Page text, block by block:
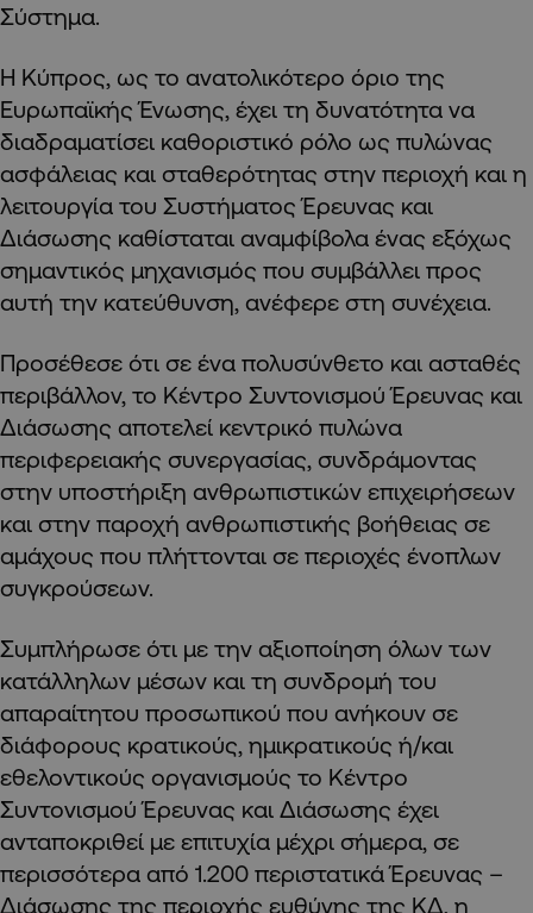
Σύστημα.
Η Κύπρος, ως το ανατολικότερο όριο της
Ευρωπαϊκής Ένωσης, έχει τη δυνατότητα να
διαδραματίσει καθοριστικό ρόλο ως πυλώνας
ασφάλειας και σταθερότητας στην περιοχή και η
λειτουργία του Συστήματος Έρευνας και
Διάσωσης καθίσταται αναμφίβολα ένας εξόχως
σημαντικός μηχανισμός που συμβάλλει προς
αυτή την κατεύθυνση, ανέφερε στη συνέχεια.
Προσέθεσε ότι σε ένα πολυσύνθετο και ασταθές
περιβάλλον, το Κέντρο Συντονισμού Έρευνας και
Διάσωσης αποτελεί κεντρικό πυλώνα
περιφερειακής συνεργασίας, συνδράμοντας
στην υποστήριξη ανθρωπιστικών επιχειρήσεων
και στην παροχή ανθρωπιστικής βοήθειας σε
αμάχους που πλήττονται σε περιοχές ένοπλων
συγκρούσεων.
Συμπλήρωσε ότι με την αξιοποίηση όλων των
κατάλληλων μέσων και τη συνδρομή του
απαραίτητου προσωπικού που ανήκουν σε
διάφορους κρατικούς, ημικρατικούς ή/και
εθελοντικούς οργανισμούς το Κέντρο
Συντονισμού Έρευνας και Διάσωσης έχει
ανταποκριθεί με επιτυχία μέχρι σήμερα, σε
περισσότερα από 1.200 περιστατικά Έρευνας –
Διάσωσης της περιοχής ευθύνης της ΚΔ, η